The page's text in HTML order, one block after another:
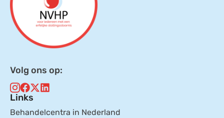
Volg ons op:
Links
Behandelcentra in Nederland